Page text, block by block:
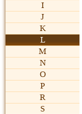
I
J
K
L
M
N
O
P
R
S